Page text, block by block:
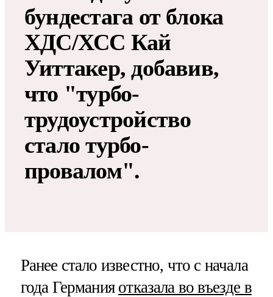
бундестага от блока
ХДС/ХСС Кай
Уиттакер, добавив,
что "турбо-
трудоустройство
стало турбо-
провалом".
Ранее стало известно, что с начала
года Германия отказала во въезде в